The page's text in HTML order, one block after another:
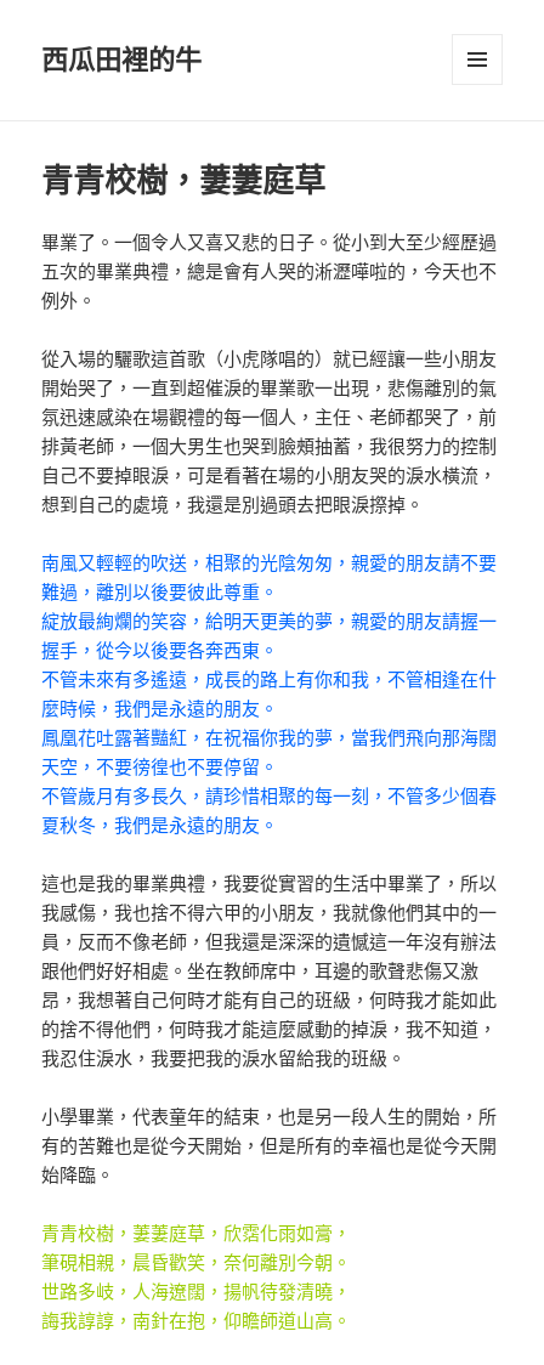
西瓜田裡的牛
青青校樹，萋萋庭草
畢業了。一個令人又喜又悲的日子。從小到大至少經歷過
五次的畢業典禮，總是會有人哭的淅瀝嘩啦的，今天也不
例外。
從入場的驪歌這首歌（小虎隊唱的）就已經讓一些小朋友
開始哭了，一直到超催淚的畢業歌一出現，悲傷離別的氣
氛迅速感染在場觀禮的每一個人，主任、老師都哭了，前
排黃老師，一個大男生也哭到臉頰抽蓄，我很努力的控制
自己不要掉眼淚，可是看著在場的小朋友哭的淚水橫流，
想到自己的處境，我還是別過頭去把眼淚摖掉。
南風又輕輕的吹送，相聚的光陰匆匆，親愛的朋友請不要
難過，離別以後要彼此尊重。
綻放最絢爛的笑容，給明天更美的夢，親愛的朋友請握一
握手，從今以後要各奔西東。
不管未來有多遙遠，成長的路上有你和我，不管相逢在什
麼時候，我們是永遠的朋友。
鳳凰花吐露著豔紅，在祝福你我的夢，當我們飛向那海闊
天空，不要徬徨也不要停留。
不管歲月有多長久，請珍惜相聚的每一刻，不管多少個春
夏秋冬，我們是永遠的朋友。
這也是我的畢業典禮，我要從實習的生活中畢業了，所以
我感傷，我也捨不得六甲的小朋友，我就像他們其中的一
員，反而不像老師，但我還是深深的遺憾這一年沒有辦法
跟他們好好相處。坐在教師席中，耳邊的歌聲悲傷又激
昂，我想著自己何時才能有自己的班級，何時我才能如此
的捨不得他們，何時我才能這麼感動的掉淚，我不知道，
我忍住淚水，我要把我的淚水留給我的班級。
小學畢業，代表童年的結束，也是另一段人生的開始，所
有的苦難也是從今天開始，但是所有的幸福也是從今天開
始降臨。
青青校樹，萋萋庭草，欣霑化雨如膏，
筆硯相親，晨昏歡笑，奈何離別今朝。
世路多岐，人海遼闊，揚帆待發清曉，
誨我諄諄，南針在抱，仰瞻師道山高。